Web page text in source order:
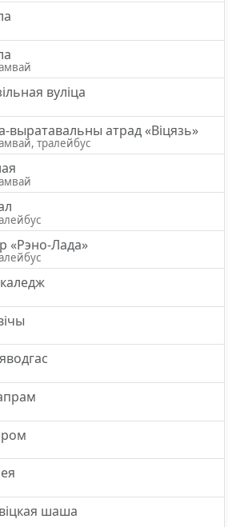
вуліца
выратавальны атрад «Вiцязь»
тралейбус
«Рэно-Лада»
шаша